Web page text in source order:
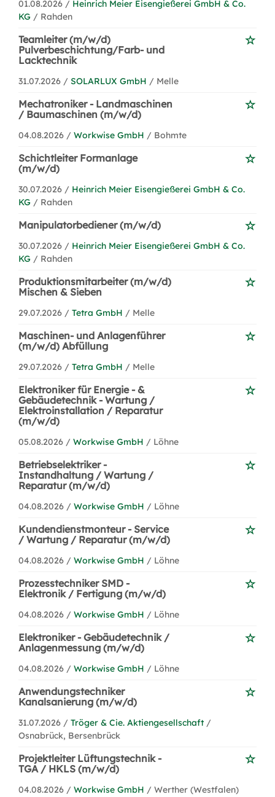
01.08.2026 / Heinrich Meier Eisengießerei GmbH & Co.
KG / Rahden
Teamleiter (m/w/d)
Pulverbeschichtung/Farb- und
Lacktechnik
31.07.2026 / SOLARLUX GmbH / Melle
Mechatroniker - Landmaschinen
/ Baumaschinen (m/w/d)
04.08.2026 / Workwise GmbH / Bohmte
Schichtleiter Formanlage
(m/w/d)
30.07.2026 / Heinrich Meier Eisengießerei GmbH & Co.
KG / Rahden
Manipulatorbediener (m/w/d)
30.07.2026 / Heinrich Meier Eisengießerei GmbH & Co.
KG / Rahden
Produktionsmitarbeiter (m/w/d)
Mischen & Sieben
29.07.2026 / Tetra GmbH / Melle
Maschinen- und Anlagenführer
(m/w/d) Abfüllung
29.07.2026 / Tetra GmbH / Melle
Elektroniker für Energie - &
Gebäudetechnik - Wartung /
Elektroinstallation / Reparatur
(m/w/d)
05.08.2026 / Workwise GmbH / Löhne
Betriebselektriker -
Instandhaltung / Wartung /
Reparatur (m/w/d)
04.08.2026 / Workwise GmbH / Löhne
Kundendienstmonteur - Service
/ Wartung / Reparatur (m/w/d)
04.08.2026 / Workwise GmbH / Löhne
Prozesstechniker SMD -
Elektronik / Fertigung (m/w/d)
04.08.2026 / Workwise GmbH / Löhne
Elektroniker - Gebäudetechnik /
Anlagenmessung (m/w/d)
04.08.2026 / Workwise GmbH / Löhne
Anwendungstechniker
Kanalsanierung (m/w/d)
31.07.2026 / Tröger & Cie. Aktiengesellschaft /
Osnabrück, Bersenbrück
Projektleiter Lüftungstechnik -
TGA / HKLS (m/w/d)
04.08.2026 / Workwise GmbH / Werther (Westfalen)